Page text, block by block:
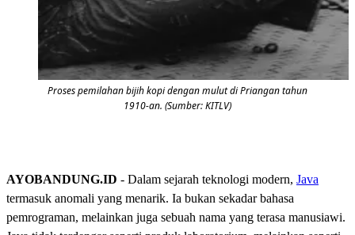
Proses pemilahan bijih kopi dengan mulut di Priangan tahun
1910-an. (Sumber: KITLV)
AYOBANDUNG.ID - Dalam sejarah teknologi modern, Java
termasuk anomali yang menarik. Ia bukan sekadar bahasa
pemrograman, melainkan juga sebuah nama yang terasa manusiawi.